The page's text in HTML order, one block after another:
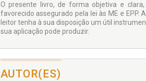
O presente livro, de forma objetiva e
favorecido assegurado pela lei às ME e
leitor tenha à sua disposição um útil
sua aplicação pode produzir.
AUTOR(ES)